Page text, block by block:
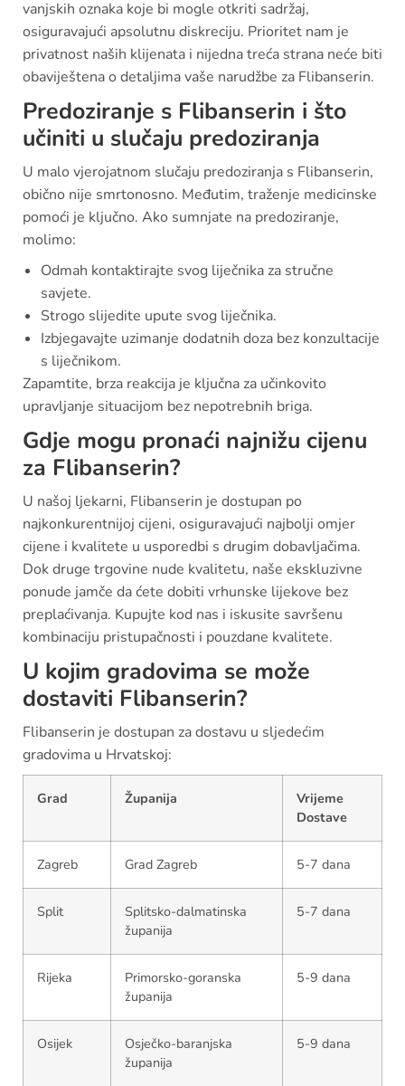
vanjskih oznaka koje bi mogle otkriti sadržaj,
osiguravajući apsolutnu diskreciju. Prioritet nam je
privatnost naših klijenata i nijedna treća strana neće biti
obaviještena o detaljima vaše narudžbe za Flibanserin.
Predoziranje s Flibanserin i što
učiniti u slučaju predoziranja
U malo vjerojatnom slučaju predoziranja s Flibanserin,
obično nije smrtonosno. Međutim, traženje medicinske
pomoći je ključno. Ako sumnjate na predoziranje,
molimo:
Odmah kontaktirajte svog liječnika za stručne
savjete.
Strogo slijedite upute svog liječnika.
Izbjegavajte uzimanje dodatnih doza bez konzultacije
s liječnikom.
Zapamtite, brza reakcija je ključna za učinkovito
upravljanje situacijom bez nepotrebnih briga.
Gdje mogu pronaći najnižu cijenu
za Flibanserin?
U našoj ljekarni, Flibanserin je dostupan po
najkonkurentnijoj cijeni, osiguravajući najbolji omjer
cijene i kvalitete u usporedbi s drugim dobavljačima.
Dok druge trgovine nude kvalitetu, naše ekskluzivne
ponude jamče da ćete dobiti vrhunske lijekove bez
preplaćivanja. Kupujte kod nas i iskusite savršenu
kombinaciju pristupačnosti i pouzdane kvalitete.
U kojim gradovima se može
dostaviti Flibanserin?
Flibanserin je dostupan za dostavu u sljedećim
gradovima u Hrvatskoj:
Grad Županija
Vrijeme
Dostave
Zagreb Grad Zagreb 5-7 dana
Split
Splitsko-dalmatinska
županija
5-7 dana
Rijeka
Primorsko-goranska
županija
5-9 dana
Osijek
Osječko-baranjska
županija
5-9 dana